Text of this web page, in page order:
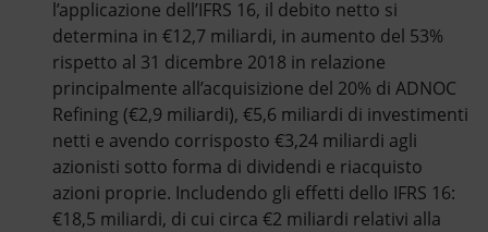
l’applicazione dell’IFRS 16, il debito netto si
determina in €12,7 miliardi, in aumento del 53%
rispetto al 31 dicembre 2018 in relazione
principalmente all’acquisizione del 20% di ADNOC
Refining (€2,9 miliardi), €5,6 miliardi di investimenti
netti e avendo corrisposto €3,24 miliardi agli
azionisti sotto forma di dividendi e riacquisto
azioni proprie. Includendo gli effetti dello IFRS 16:
€18,5 miliardi, di cui circa €2 miliardi relativi alla